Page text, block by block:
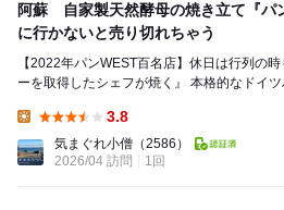
阿蘇 自家製天然酵母の焼き立て
に行かないと売り切れちゃう
【2022年パンWEST百名店】休日は行列の時も… 【ドイツパンマ
ーを取得したシェフが焼く』 本格的なドイツパンが人気の『森のパン屋
3.8
気まぐれ小僧 （2586）
2026/04 訪問
1回